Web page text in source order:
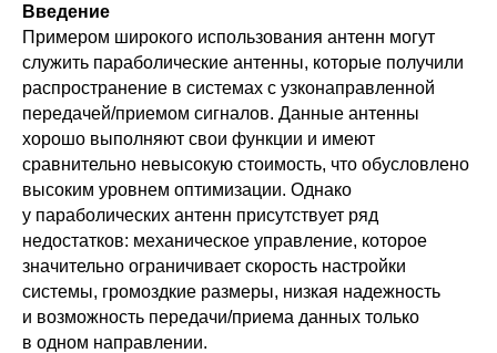
Введение
Примером широкого использования антенн могут
служить параболические антенны, которые получили
распространение в системах с узконаправленной
передачей/приемом сигналов. Данные антенны
хорошо выполняют свои функции и имеют
сравнительно невысокую стоимость, что обусловлено
высоким уровнем оптимизации. Однако
у параболических антенн присутствует ряд
недостатков: механическое управление, которое
значительно ограничивает скорость настройки
системы, громоздкие размеры, низкая надежность
и возможность передачи/приема данных только
в одном направлении.